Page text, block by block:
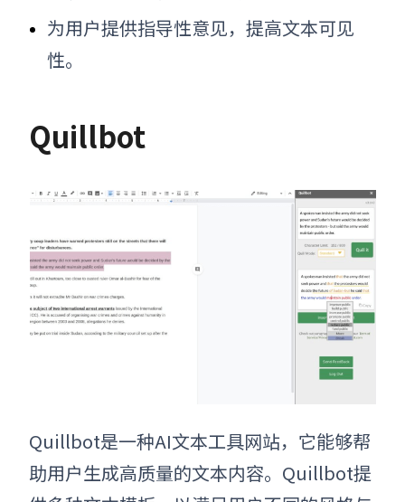
为用户提供指导性意见，提高文本可见
性。
Quillbot
Quillbot是一种AI文本工具网站，它能够帮
助用户生成高质量的文本内容。Quillbot提